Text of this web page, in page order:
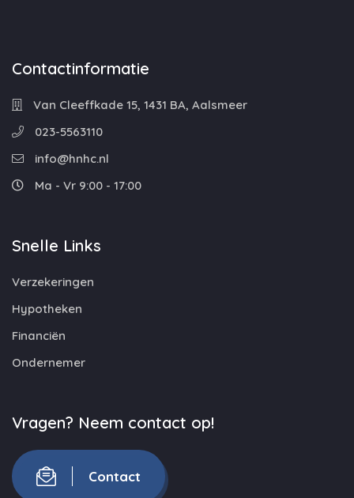
Contactinformatie
Van Cleeffkade 15, 1431 BA, Aalsmeer
023-5563110
info@hnhc.nl
Ma - Vr 9:00 - 17:00
Snelle Links
Verzekeringen
Hypotheken
Financiën
Ondernemer
Vragen? Neem contact op!
Contact